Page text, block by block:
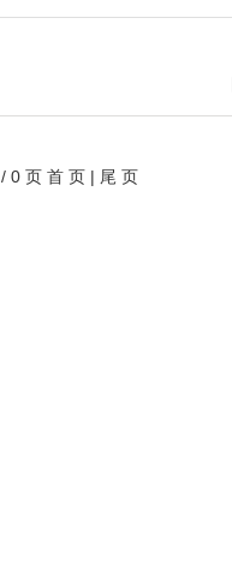
/ 0 页 首 页 | 尾 页